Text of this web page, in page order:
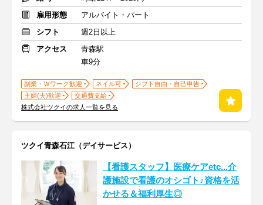
雇用形態
アルバイト・パート
シフト
週2日以上
アクセス
青森駅
車9分
副業・Ｗワーク歓迎 ネイル可
シフト自由・自己申告
主婦(夫)歓迎
交通費支給
株式会社ツクイの求人一覧を見る
ツクイ青森石江（デイサービス）
【看護スタッフ】医療ケアetc...介
護施設で看護のオシゴト♪資格を活
かせる＆福利厚生◎